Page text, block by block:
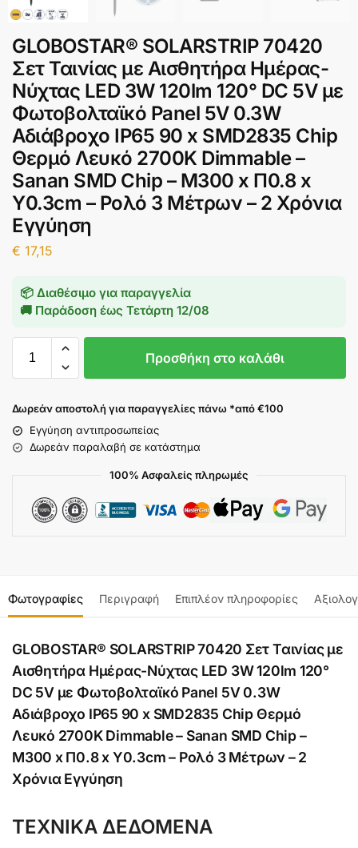
GLOBOSTAR® SOLARSTRIP 70420
Σετ Ταινίας με Αισθητήρα Ημέρας-
Νύχτας LED 3W 120lm 120° DC 5V με
Φωτοβολταϊκό Panel 5V 0.3W
Αδιάβροχο IP65 90 x SMD2835 Chip
Θερμό Λευκό 2700K Dimmable –
Sanan SMD Chip – Μ300 x Π0.8 x
Υ0.3cm – Ρολό 3 Μέτρων – 2 Χρόνια
Εγγύηση
€ 17,15
📦 Διαθέσιμο για παραγγελία
🚚 Παράδοση έως Τετάρτη 12/08
Προσθήκη στο καλάθι
Δωρεάν αποστολή για παραγγελίες πάνω *από €100
Εγγύηση αντιπροσωπείας
Δωρεάν παραλαβή σε κατάστημα
100% Ασφαλείς πληρωμές
Φωτογραφίες Περιγραφή Επιπλέον πληροφορίες
GLOBOSTAR® SOLARSTRIP 70420 Σετ Ταινίας με
Αισθητήρα Ημέρας-Νύχτας LED 3W 120lm 120°
DC 5V με Φωτοβολταϊκό Panel 5V 0.3W
Αδιάβροχο IP65 90 x SMD2835 Chip Θερμό
Λευκό 2700K Dimmable – Sanan SMD Chip –
Μ300 x Π0.8 x Υ0.3cm – Ρολό 3 Μέτρων – 2
Χρόνια Εγγύηση
ΤΕΧΝΙΚΑ ΔΕΔΟΜΕΝΑ